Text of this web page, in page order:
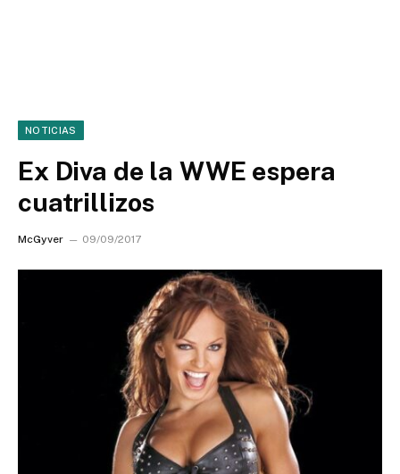
NOTICIAS
Ex Diva de la WWE espera
cuatrillizos
McGyver 09/09/2017